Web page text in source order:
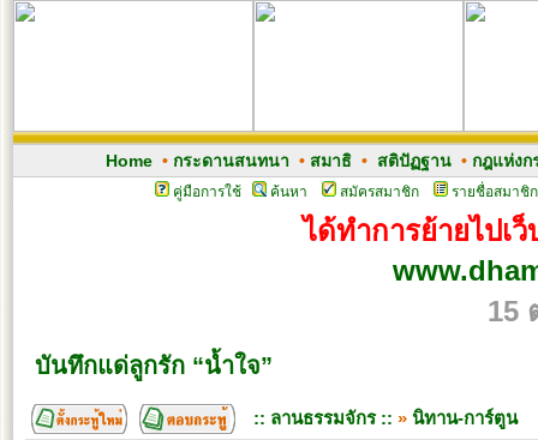
Home• กระดานสนทนา • สมาธิ• สติปัฏฐาน• กฎแห่งก
คู่มือการใช้ ค้นหา สมัครสมาชิก รายชื่อสมาชิก
ได้ทำการย้ายไปเ
15
บันทึกแด่ลูกรัก “น้ำใจ”
:: ลานธรรมจักร :: » นิทาน-การ์ตูน